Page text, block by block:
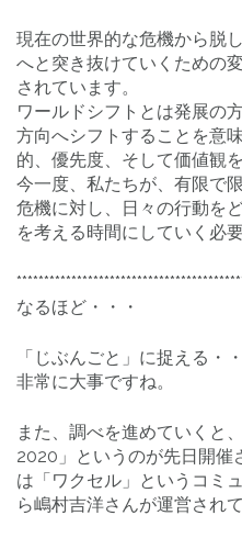
現在の世界的な危機から脱
へと突き抜けていくための
されています。
ワールドシフトとは発展の
方向へシフトすることを意
的、優先度、そして価値観
今一度、私たちが、有限で
危機に対し、日々の行動を
を考える時間にしていく必
なるほど・・・
「じぶんごと」に捉える・
非常に大事ですね。
また、調べを進めていくと
2020」というのが先日開催
は「ワクセル」というコミ
ら嶋村吉洋さんが運営され